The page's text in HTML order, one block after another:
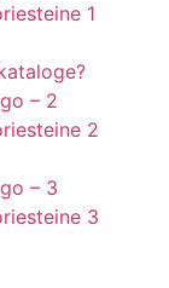
1
– 2
2
– 3
3